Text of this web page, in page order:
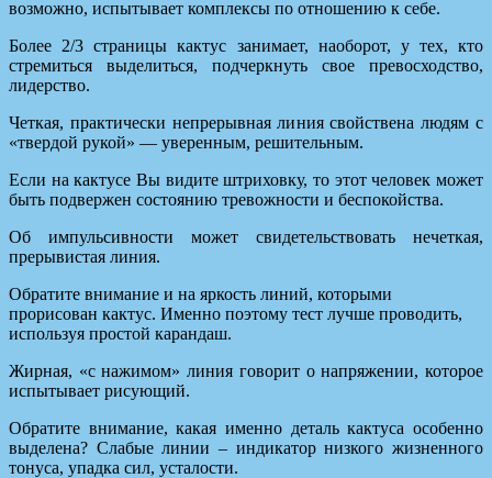
возможно, испытывает комплексы по отношению к себе.
Более 2/3 страницы кактус занимает, наоборот, у тех, кто
стремиться выделиться, подчеркнуть свое превосходство,
лидерство.
Четкая, практически непрерывная линия свойствена людям с
«твердой рукой» — уверенным, решительным.
Если на кактусе Вы видите штриховку, то этот человек может
быть подвержен состоянию тревожности и беспокойства.
Об импульсивности может свидетельствовать нечеткая,
прерывистая линия.
Обратите внимание и на яркость линий, которыми
прорисован кактус. Именно поэтому тест лучше проводить,
используя простой карандаш.
Жирная, «с нажимом» линия говорит о напряжении, которое
испытывает рисующий.
Обратите внимание, какая именно деталь кактуса особенно
выделена? Слабые линии – индикатор низкого жизненного
тонуса, упадка сил, усталости.